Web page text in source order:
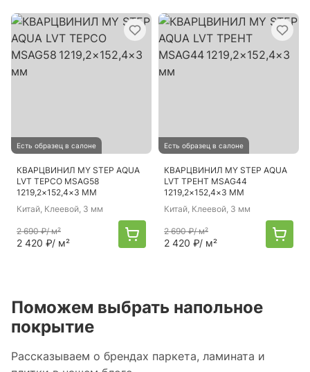
Есть образец в салоне
КВАРЦВИНИЛ MY STEP AQUA
LVT ТЕРСО MSAG58
1219,2×152,4×3 ММ
Китай, Клеевой, 3 мм
2 690 ₽/ м²
2 420 ₽/ м²
Есть образец в салоне
КВАРЦВИНИЛ MY STEP AQUA
LVT ТРЕНТ MSAG44
1219,2×152,4×3 ММ
Китай, Клеевой, 3 мм
2 690 ₽/ м²
2 420 ₽/ м²
Поможем выбрать напольное
покрытие
Рассказываем о брендах паркета, ламината и